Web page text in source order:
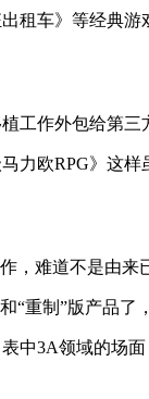
车》等经典游
作外包给第三
欧RPG》这样
难道不是由来
制”版产品了
3A领域的场面